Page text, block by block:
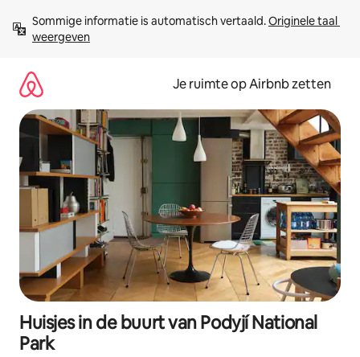
direct
naar
Sommige informatie is automatisch vertaald. Originele taal
weergeven
Je ruimte op Airbnb zetten
Huisjes in de buurt van Podyjí National
Park